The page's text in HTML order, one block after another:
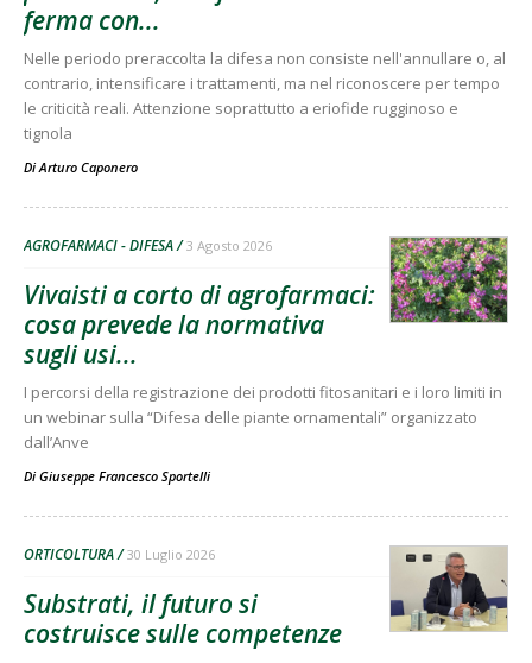
ferma con...
Nelle periodo preraccolta la difesa non consiste nell'annullare o, al
contrario, intensificare i trattamenti, ma nel riconoscere per tempo
le criticità reali. Attenzione soprattutto a eriofide rugginoso e
tignola
Di Arturo Caponero
AGROFARMACI - DIFESA 3 Agosto 2026
Vivaisti a corto di agrofarmaci:
cosa prevede la normativa
sugli usi...
I percorsi della registrazione dei prodotti fitosanitari e i loro limiti in
un webinar sulla “Difesa delle piante ornamentali” organizzato
dall’Anve
Di Giuseppe Francesco Sportelli
ORTICOLTURA 30 Luglio 2026
Substrati, il futuro si
costruisce sulle competenze